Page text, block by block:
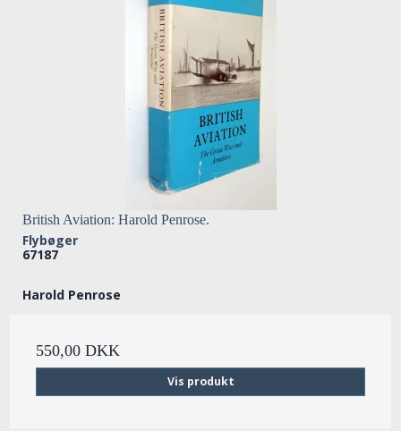
British Aviation: Harold Penrose.
Flybøger
67187
Harold Penrose
550,00 DKK
Vis produkt